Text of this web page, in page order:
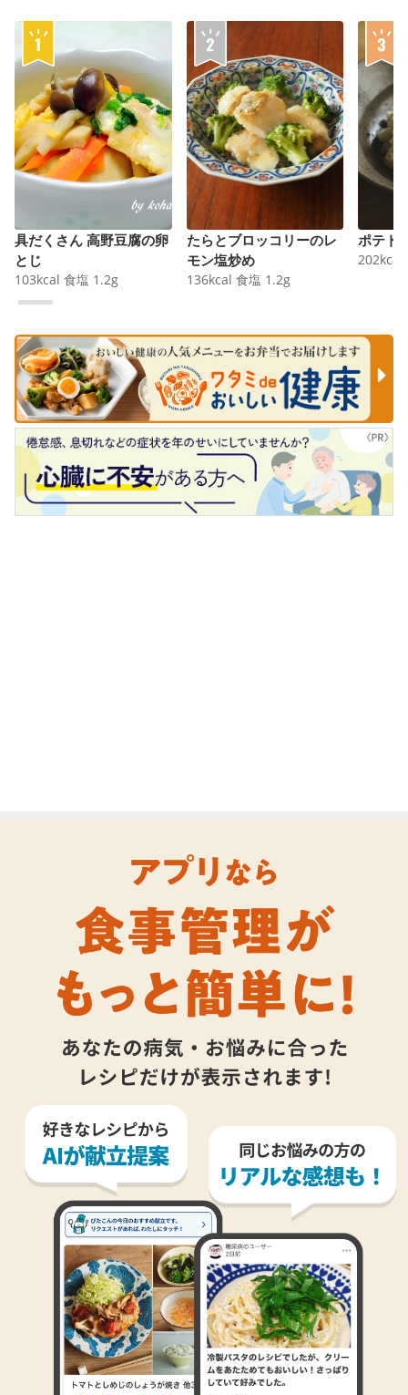
具だくさん 高野豆腐の卵
とじ
103kcal 食塩 1.2g
たらとブロッコリーのレ
モン塩炒め
136kcal 食塩 1.2g
ポテト
202kcal